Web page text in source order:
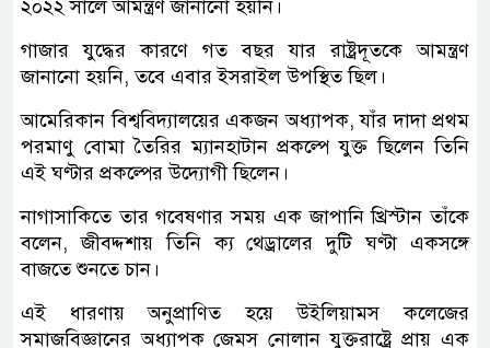
২০২২ সালে আমন্ত্রণ জানানো হয়নি।
গাজার যুদ্ধের কারণে গত বছর যার রাষ্ট্রদূতকে আমন্ত্রণ
জানানো হয়নি, তবে এবার ইসরাইল উপস্থিত ছিল।
আমেরিকান বিশ্ববিদ্যালয়ের একজন অধ্যাপক, যাঁর দাদা প্রথম
পরমাণু বোমা তৈরির ম্যানহাটান প্রকল্পে যুক্ত ছিলেন তিনি
এই ঘণ্টার প্রকল্পের উদ্যোগী ছিলেন।
নাগাসাকিতে তার গবেষণার সময় এক জাপানি খ্রিস্টান তাঁকে
বলেন, জীবদ্দশায় তিনি ক্য থেড্রালের দুটি ঘণ্টা একসঙ্গে
বাজতে শুনতে চান।
এই ধারণায় অনুপ্রাণিত হয়ে উইলিয়ামস কলেজের
সমাজবিজ্ঞানের অধ্যাপক জেমস নোলান যুক্তরাষ্ট্রে প্রায় এক